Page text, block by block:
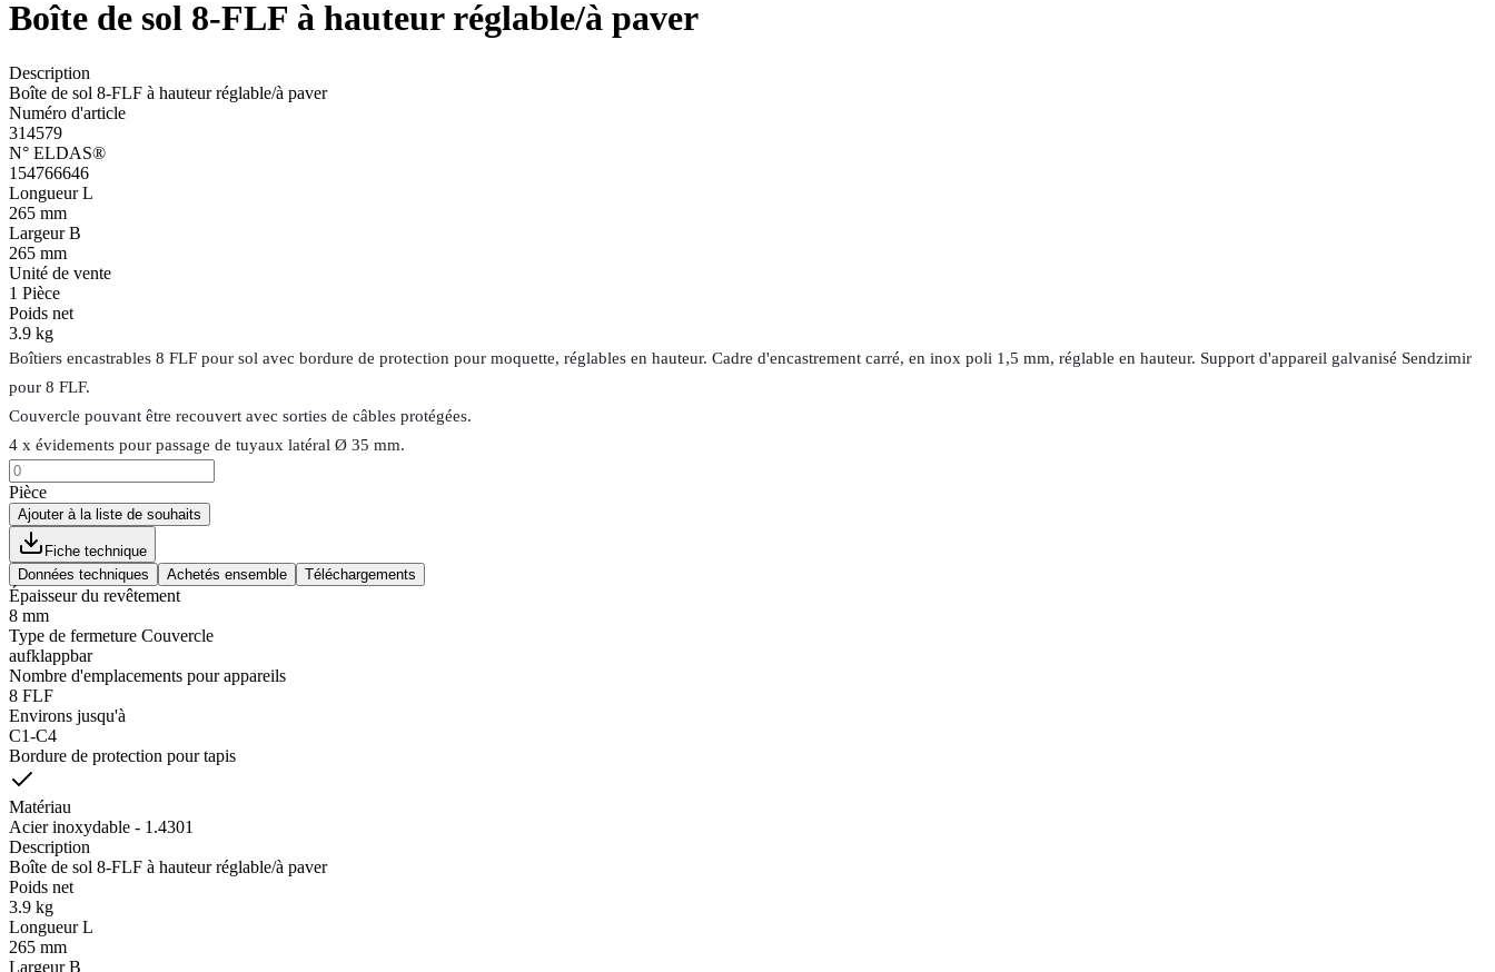
Boîte de sol 8-FLF à hauteur réglable/à paver
Description
Boîte de sol 8-FLF à hauteur réglable/à paver
Numéro d'article
314579
N° ELDAS®
154766646
Longueur L
265 mm
Largeur B
265 mm
Unité de vente
1 Pièce
Poids net
3.9 kg
Boîtiers encastrables 8 FLF pour sol avec bordure de protection pour moquette, réglables en hauteur. Cadre d'encastrement carré, en inox poli 1,5 mm, réglable en hauteur. Support d'appareil galvanisé Sendzimir
pour 8 FLF.
Couvercle pouvant être recouvert avec sorties de câbles protégées.
4 x évidements pour passage de tuyaux latéral Ø 35 mm.
Pièce
Ajouter à la liste de souhaits
Fiche technique
Données techniques
Achetés ensemble Téléchargements
Épaisseur du revêtement
8 mm
Type de fermeture Couvercle
aufklappbar
Nombre d'emplacements pour appareils
8 FLF
Environs jusqu'à
C1-C4
Bordure de protection pour tapis
Matériau
Acier inoxydable - 1.4301
Description
Boîte de sol 8-FLF à hauteur réglable/à paver
Poids net
3.9 kg
Longueur L
265 mm
Largeur B